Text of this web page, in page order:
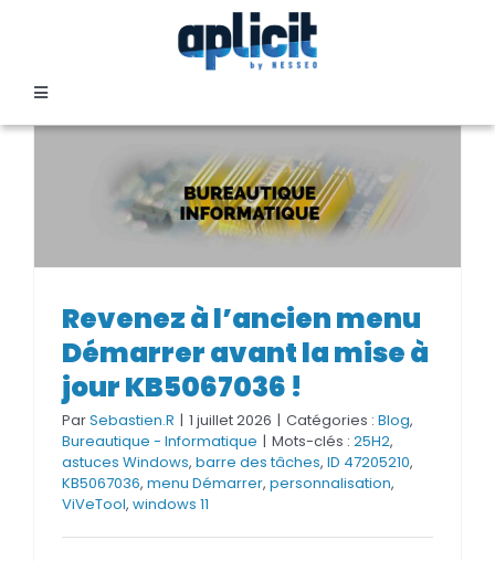
Toggle
Navigation
TEMOIGNAGES
EVENEMENTS
Revenez à l’ancien menu
Démarrer avant la mise à jour
KB5067036 !
Revenez à l’ancien menu
Démarrer avant la mise à
jour KB5067036 !
ParSebastien.R | 1 juillet 2026 | Catégories : Blog,
Bureautique - Informatique | Mots-clés : 25H2,
astuces Windows, barre des tâches, ID 47205210,
KB5067036, menu Démarrer, personnalisation,
ViVeTool, windows 11